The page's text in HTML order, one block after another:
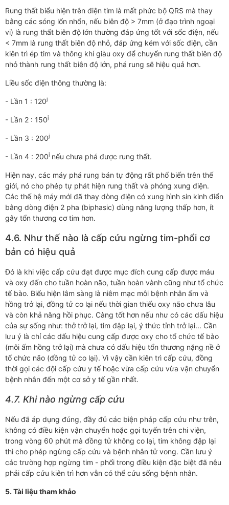
Rung thất biểu hiện trên điện tim là mất phức bộ QRS mà thay
bằng các sóng lổn nhổn, nếu biên độ > 7mm (ở đạo trình ngoại
vi) là rung thất biên độ lớn thường đáp ứng tốt với sốc điện, nếu
< 7mm là rung thất biên độ nhỏ, đáp ứng kém với sốc điện, cần
kiên trì ép tim và thông khí giàu oxy để chuyển rung thất biên độ
nhỏ thành rung thất biên độ lớn, phá rung sẽ hiệu quả hơn.
Liều sốc điện thông thường là:
- Lần 1 : 120j
- Lần 2 : 150j
- Lần 3 : 200j
- Lần 4 : 200j nếu chưa phá được rung thất.
Hiện nay, các máy phá rung bán tự động rất phổ biến trên thế
giới, nó cho phép tự phát hiện rung thất và phóng xung điện.
Các thế hệ máy mới đã thay dòng điện có xung hình sin kinh điển
bằng dòng điện 2 pha (biphasic) dùng năng lượng thấp hơn, ít
gây tổn thương cơ tim hơn.
4.6. Như thế nào là cấp cứu ngừng tim-phổi cơ
bản có hiệu quả
Đó là khi việc cấp cứu đạt được mục đích cung cấp được máu
và oxy đến cho tuần hoàn não, tuần hoàn vành cũng như tổ chức
tế bào. Biểu hiện lâm sàng là niêm mạc môi bệnh nhân ấm và
hồng trở lại, đồng tử co lại nếu thời gian thiếu oxy não chưa lâu
và còn khả năng hồi phục. Càng tốt hơn nếu như có các dấu hiệu
của sự sống như: thở trở lại, tim đập lại, ý thức tỉnh trở lại... Cần
lưu ý là chỉ các dấu hiệu cung cấp được oxy cho tổ chức tế bào
(môi ấm hồng trở lại) mà chưa có dấu hiệu tổn thương nặng nề ở
tổ chức não (đồng tử co lại). Vì vậy cần kiên trì cấp cứu, đồng
thời gọi các đội cấp cứu y tế hoặc vừa cấp cứu vừa vận chuyển
bệnh nhân đến một cơ sở y tế gần nhất.
4.7. Khi nào ngừng cấp cứu
Nếu đã áp dụng đúng, đầy đủ các biện pháp cấp cứu như trên,
không có điều kiện vận chuyển hoặc gọi tuyến trên chi viện,
trong vòng 60 phút mà đồng tử không co lại, tim không đập lại
thì cho phép ngừng cấp cứu và bệnh nhân tử vong. Cần lưu ý
các trường hợp ngừng tim - phổi trong điều kiện đặc biệt đã nêu
phải cấp cứu kiên trì hơn vẫn có thể cứu sống bệnh nhân.
5. Tài liệu tham khảo